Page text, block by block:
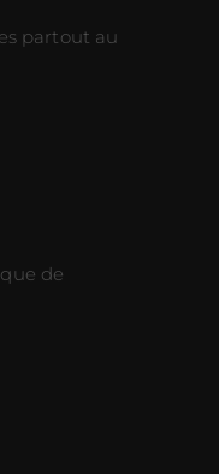
partout au
de